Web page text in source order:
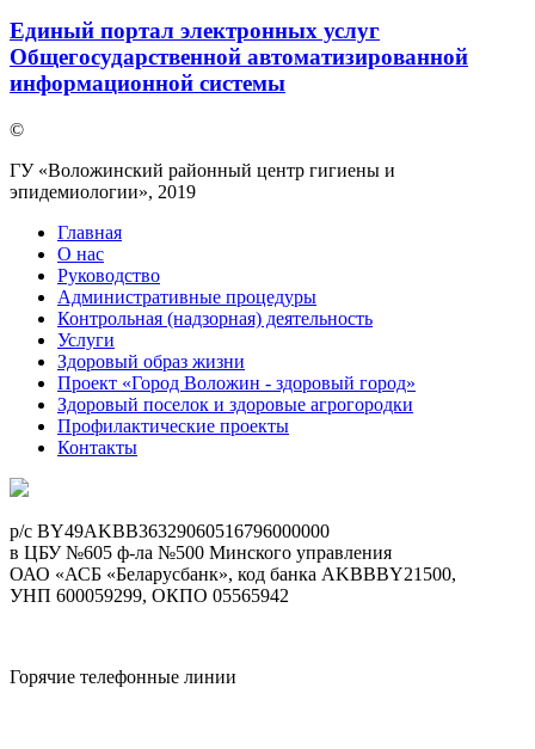
Единый портал электронных услуг
Общегосударственной автоматизированной
информационной системы
©
ГУ «Воложинский районный центр гигиены и
эпидемиологии», 2019
Главная
О нас
Руководство
Административные процедуры
Контрольная (надзорная) деятельность
Услуги
Здоровый образ жизни
Проект «Город Воложин - здоровый город»
Здоровый поселок и здоровые агрогородки
Профилактические проекты
Контакты
p/c BY49AKBB36329060516796000000
в ЦБУ №605 ф-ла №500 Минского управления
ОАО «АСБ «Беларусбанк», код банка AKBBBY21500,
УНП 600059299, ОКПО 05565942
Горячие телефонные линии